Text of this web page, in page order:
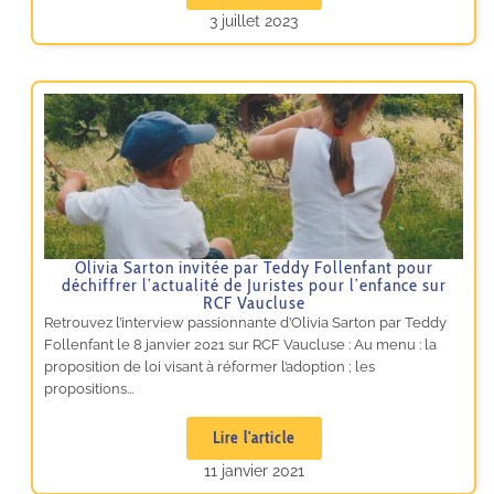
3 juillet 2023
Olivia Sarton invitée par Teddy Follenfant pour
déchiffrer l’actualité de Juristes pour l’enfance sur
RCF Vaucluse
Retrouvez l’interview passionnante d’Olivia Sarton par Teddy
Follenfant le 8 janvier 2021 sur RCF Vaucluse : Au menu : la
proposition de loi visant à réformer l’adoption ; les
propositions...
Lire l'article
11 janvier 2021